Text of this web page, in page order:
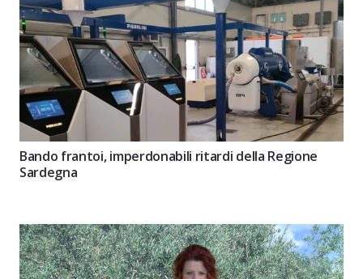
Bando frantoi, imperdonabili ritardi della Regione
Sardegna